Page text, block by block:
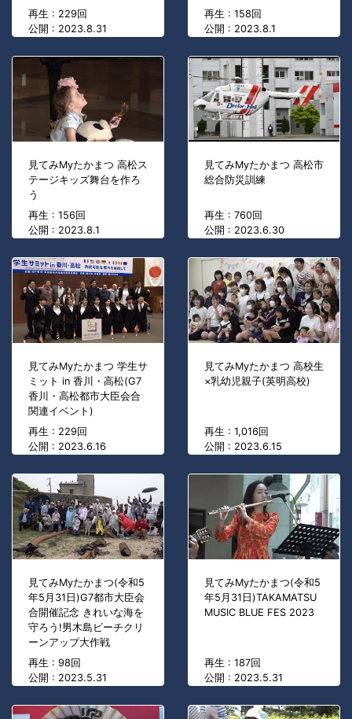
再生 : 229回
公開 : 2023.8.31
再生 : 158回
公開 : 2023.8.1
見てみMyたかまつ 高松ス
テージキッズ舞台を作ろ
う
再生 : 156回
公開 : 2023.8.1
見てみMyたかまつ 高松市
総合防災訓練
再生 : 760回
公開 : 2023.6.30
見てみMyたかまつ 学生サ
ミット in 香川・高松(G7
香川・高松都市大臣会合
関連イベント)
再生 : 229回
公開 : 2023.6.16
見てみMyたかまつ 高校生
×乳幼児親子(英明高校)
再生 : 1,016回
公開 : 2023.6.15
見てみMyたかまつ(令和5
年5月31日)G7都市大臣会
合開催記念 きれいな海を
守ろう!男木島ビーチクリ
ーンアップ大作戦
再生 : 98回
公開 : 2023.5.31
見てみMyたかまつ(令和5
年5月31日)TAKAMATSU
MUSIC BLUE FES 2023
再生 : 187回
公開 : 2023.5.31